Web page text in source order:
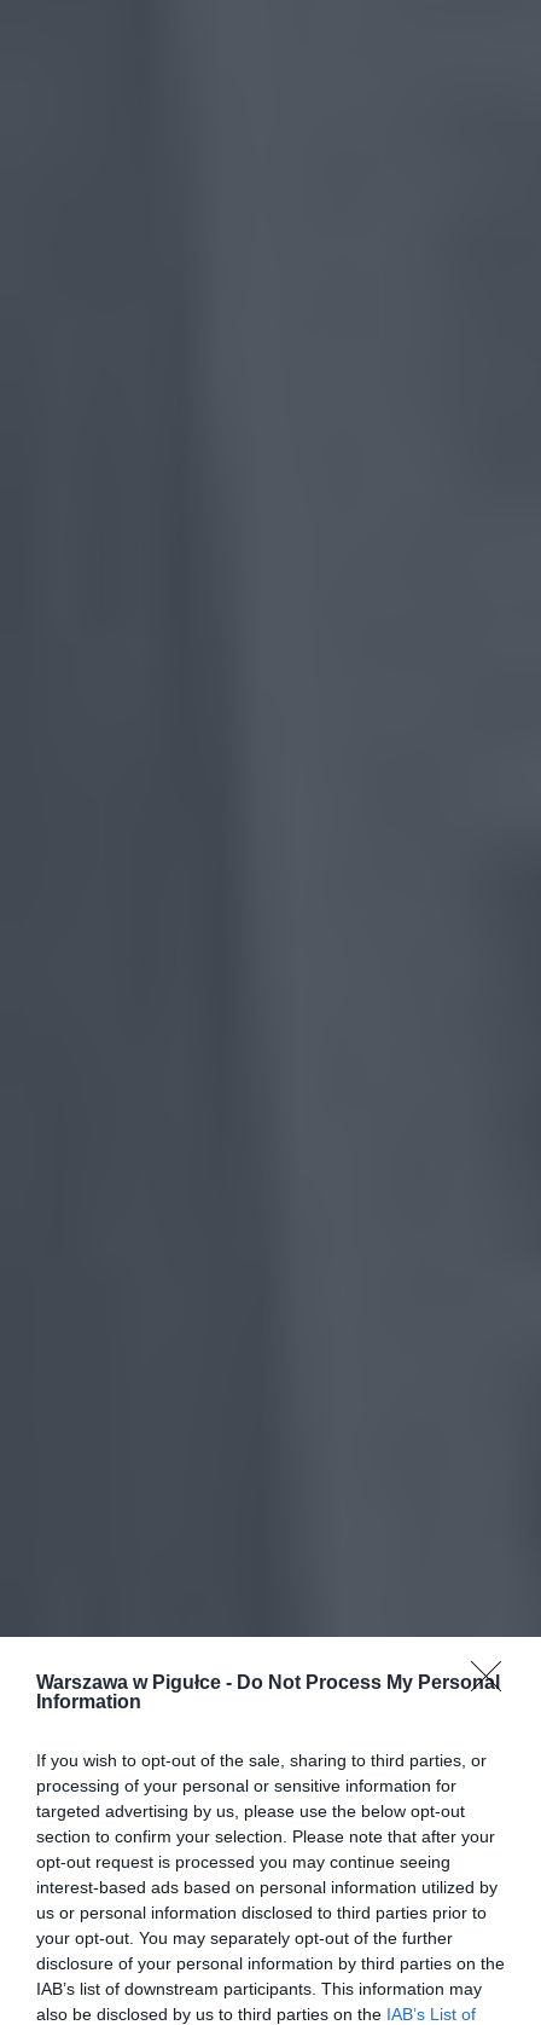
Warszawa w Pigułce - Do Not Process My Personal
Information
If you wish to opt-out of the sale, sharing to third parties, or
processing of your personal or sensitive information for
targeted advertising by us, please use the below opt-out
section to confirm your selection. Please note that after your
opt-out request is processed you may continue seeing
interest-based ads based on personal information utilized by
us or personal information disclosed to third parties prior to
your opt-out. You may separately opt-out of the further
disclosure of your personal information by third parties on the
IAB’s list of downstream participants. This information may
also be disclosed by us to third parties on the IAB’s List of